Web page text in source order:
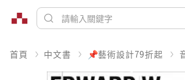
首頁 中文書 📌藝術設計79折起